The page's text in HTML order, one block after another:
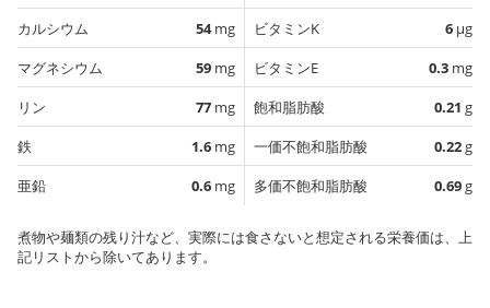
カルシウム 54mg
マグネシウム
59 mg
リン
77 mg
鉄
1.6 mg
亜鉛
0.6 mg
ビタミンK 6 µg
ビタミンE
0.3 mg
飽和脂肪酸
0.21 g
一価不飽和脂肪酸
0.22g
多価不飽和脂肪酸
0.69g
煮物や麺類の残り汁など、実際には食さないと想定される栄養価は、上
記リストから除いてあります。